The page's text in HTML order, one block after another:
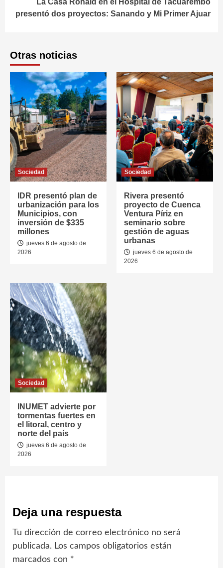
presentó dos proyectos: Sanando y Mi Primer Ajuar
Otras noticias
Sociedad
IDR presentó plan de
urbanización para los
Municipios, con
inversión de $335
millones
jueves 6 de agosto de
2026
Sociedad
Rivera presentó
proyecto de Cuenca
Ventura Píriz en
seminario sobre
gestión de aguas
urbanas
jueves 6 de agosto de
2026
Sociedad
INUMET advierte por
tormentas fuertes en
el litoral, centro y
norte del país
jueves 6 de agosto de
2026
Deja una respuesta
Tu dirección de correo electrónico no será
publicada. Los campos obligatorios están
marcados con *